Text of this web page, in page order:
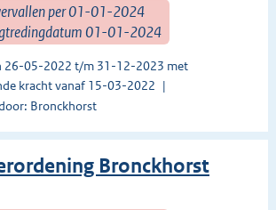
per 01-01-2024
01-01-2024
26-05-2022 t/m 31-12-2023 met
kracht vanaf 15-03-2022
Bronckhorst
Bronckhorst